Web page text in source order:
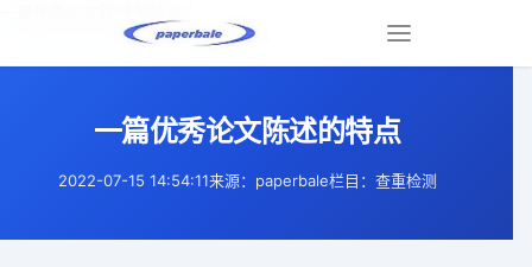
navigation
一篇优秀论文陈述的特点
2022-07-15 14:54:11来源：paperbale栏目：查重检测